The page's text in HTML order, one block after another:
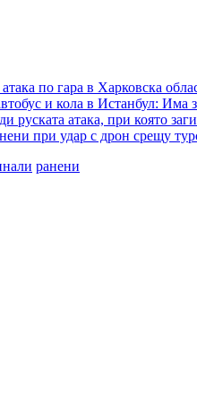
по гара в Харковска
и кола в Истанбул: Има
руската атака, при която
при удар с дрон срещу
ранени